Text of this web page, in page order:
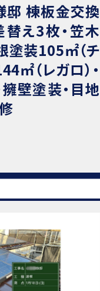
邸 棟板金交換
替え3枚・笠木
塗装105㎡（チ
㎡（レガロ）・
壁塗装・目地